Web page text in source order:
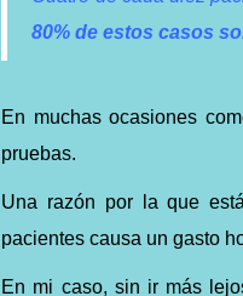
80% de estos casos
En muchas ocasiones
pruebas.
Una razón por la que
pacientes causa un gasto
En mi caso, sin ir más